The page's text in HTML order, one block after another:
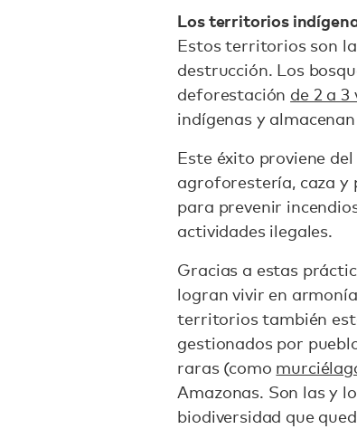
Los territorios
Estos territorios son
destrucción. Los
deforestación de 2 a 3
indígenas y
Este éxito proviene
agroforestería, caza y
para prevenir
actividades ilegales.
Gracias a estas
logran vivir en
territorios también
gestionados por
raras (como
Amazonas. Son las y
biodiversidad que